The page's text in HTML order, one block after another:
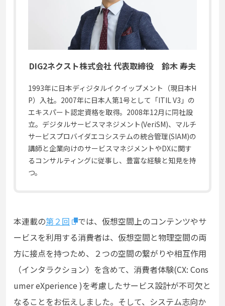
DIG2ネクスト株式会社 代表取締役 鈴木 寿夫
1993年に日本ディジタルイクイップメント（現日本H
P）入社。2007年に日本人第1号として「ITIL V3」の
エキスパート認定資格を取得。2008年12月に同社設
立。デジタルサービスマネジメント(VeriSM)、マルチ
サービスプロバイダエコシステムの統合管理(SIAM)の
講師と企業向けのサービスマネジメントやDXに関す
るコンサルティングに従事し、豊富な経験と知見を持
つ。
本連載の第２回
では、仮想空間上のコンテンツやサ
ービスを利用する消費者は、仮想空間と物理空間の両
方に接点を持つため、２つの空間の繋がりや相互作用
（インタラクション）を含めて、消費者体験(CX: Cons
umer eXperience )を考慮したサービス設計が不可欠と
なることをお伝えしました。そして、システム志向か